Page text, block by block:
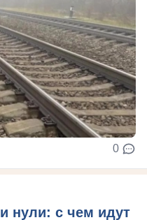
0
нули: с чем идут